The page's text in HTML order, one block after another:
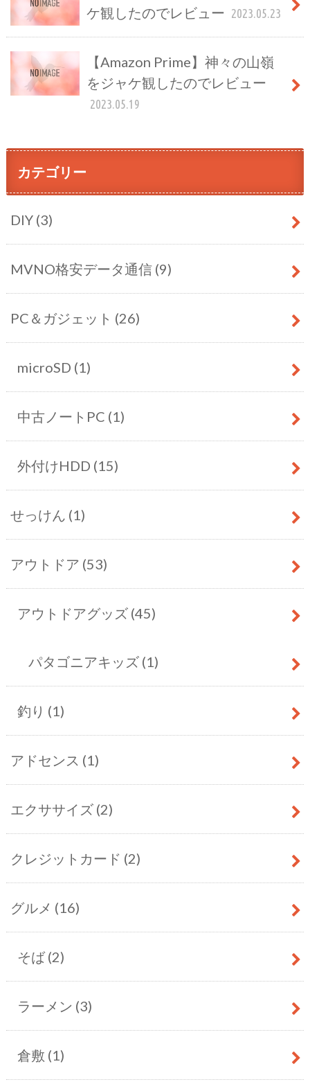
ケ観したのでレビュー 2023.05.23
【Amazon Prime】神々の山嶺
をジャケ観したのでレビュー
2023.05.19
カテゴリー
DIY (3)
MVNO格安データ通信 (9)
PC＆ガジェット (26)
microSD (1)
中古ノートPC (1)
外付けHDD (15)
せっけん (1)
アウトドア (53)
アウトドアグッズ (45)
パタゴニアキッズ (1)
釣り (1)
アドセンス (1)
エクササイズ (2)
クレジットカード (2)
グルメ (16)
そば(2)
ラーメン (3)
倉敷 (1)